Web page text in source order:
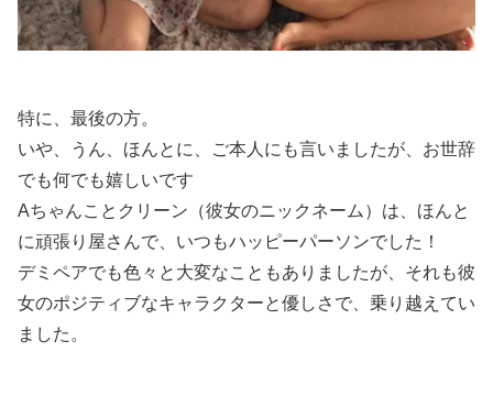
特に、最後の方。
いや、うん、ほんとに、ご本人にも言いましたが、お世辞
でも何でも嬉しいです
Aちゃんことクリーン（彼女のニックネーム）は、ほんと
に頑張り屋さんで、いつもハッピーパーソンでした！
デミペアでも色々と大変なこともありましたが、それも彼
女のポジティブなキャラクターと優しさで、乗り越えてい
ました。